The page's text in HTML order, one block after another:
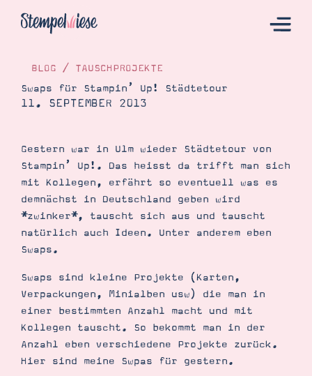
Katalog
Bestellen
Kontakt
Angebote
Demonstrator werden
Blog
Gutscheine
Produkte erklärt
BLOG / TAUSCHPROJEKTE
Swaps für Stampin’ Up! Städtetour
11. SEPTEMBER 2013
Gestern war in Ulm wieder Städtetour von
Stampin’ Up!. Das heisst da trifft man sich
mit Kollegen, erfährt so eventuell was es
demnächst in Deutschland geben wird
*zwinker*, tauscht sich aus und tauscht
natürlich auch Ideen. Unter anderem eben
Swaps.
Swaps sind kleine Projekte (Karten,
Verpackungen, Minialben usw) die man in
einer bestimmten Anzahl macht und mit
Kollegen tauscht. So bekommt man in der
Anzahl eben verschiedene Projekte zurück.
Hier sind meine Swpas für gestern.